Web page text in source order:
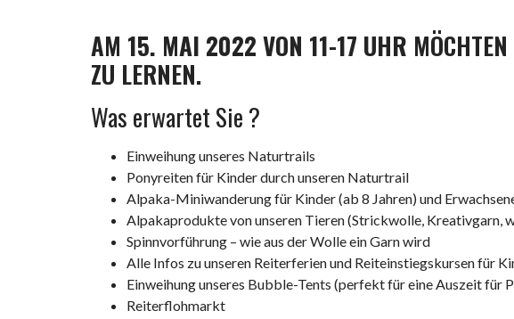
AM 15. MAI 2022 VON 11-17 UHR
ZU LERNEN.
Was erwartet Sie ?
Einweihung unseres Naturtrails
Ponyreiten für Kinder durch unseren Naturtrail
Alpaka-Miniwanderung für Kinder (ab 8 Jahren) und
Alpakaprodukte von unseren Tieren (Strickwolle, Kreativgarn,
Spinnvorführung – wie aus der Wolle ein Garn wird
Alle Infos zu unseren Reiterferien und Reiteinstiegskursen für
Einweihung unseres Bubble-Tents (perfekt für eine Auszeit für
Reiterflohmarkt